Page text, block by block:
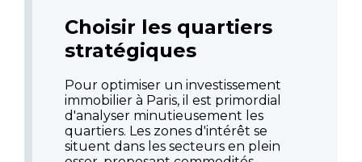
Choisir les quartiers
stratégiques
Pour optimiser un investissement
immobilier à Paris, il est primordial
d'analyser minutieusement les
quartiers. Les zones d'intérêt se
situent dans les secteurs en plein